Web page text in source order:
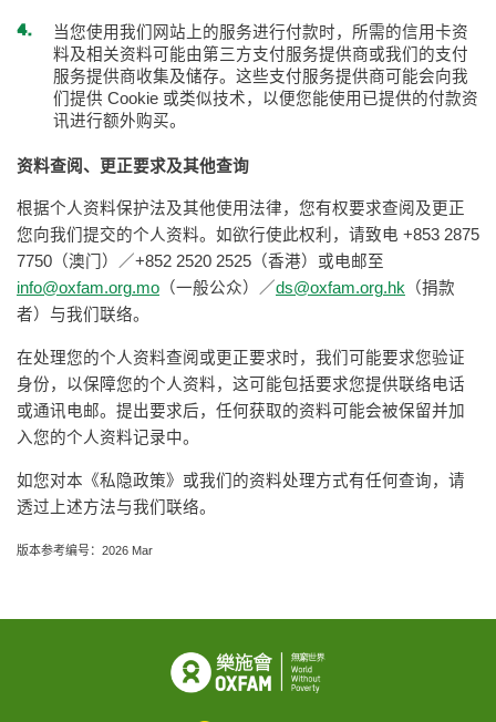
当您使用我们网站上的服务进行付款时，所需的信用卡资
料及相关资料可能由第三方支付服务提供商或我们的支付
服务提供商收集及储存。这些支付服务提供商可能会向我
们提供 Cookie 或类似技术，以便您能使用已提供的付款资
讯进行额外购买。
资料查阅、更正要求及其他查询
根据个人资料保护法及其他使用法律，您有权要求查阅及更正
您向我们提交的个人资料。如欲行使此权利，请致电 +853 2875
7750（澳门）／+852 2520 2525（香港）或电邮至
info@oxfam.org.mo （一般公众）／ds@oxfam.org.hk （捐款
者）与我们联络。
在处理您的个人资料查阅或更正要求时，我们可能要求您验证
身份，以保障您的个人资料，这可能包括要求您提供联络电话
或通讯电邮。提出要求后，任何获取的资料可能会被保留并加
入您的个人资料记录中。
如您对本《私隐政策》或我们的资料处理方式有任何查询，请
透过上述方法与我们联络。
版本参考编号：2026 Mar